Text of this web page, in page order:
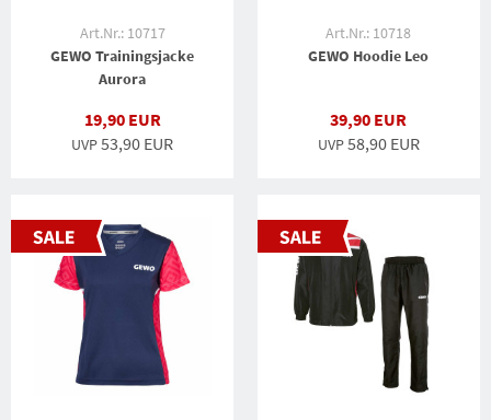
Art.Nr.: 10717
GEWO Trainingsjacke
Aurora
19,90 EUR
UVP53,90 EUR
Art.Nr.: 10718
GEWO Hoodie Leo
39,90 EUR
UVP58,90 EUR